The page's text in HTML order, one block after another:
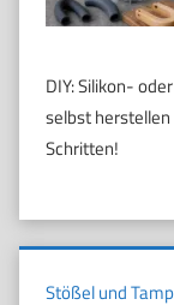
DIY: Silikon-
selbst
Schritten!
Stößel und